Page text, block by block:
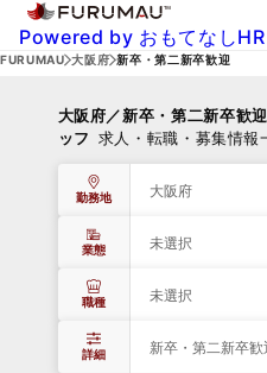
Powered by おもてなしHR
FURUMAU 大阪府 新卒・第二新卒歓迎
大阪府／新卒・第二新卒歓
ッフ 求人・転職・募集情報
勤務地 大阪府
業態 未選択
職種 未選択
詳細 新卒・第二新卒歓